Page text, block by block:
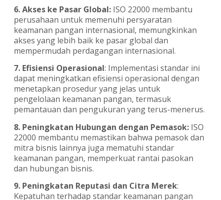
6. Akses ke Pasar Global: ISO 22000 membantu
perusahaan untuk memenuhi persyaratan
keamanan pangan internasional, memungkinkan
akses yang lebih baik ke pasar global dan
mempermudah perdagangan internasional.
7. Efisiensi Operasional: Implementasi standar ini
dapat meningkatkan efisiensi operasional dengan
menetapkan prosedur yang jelas untuk
pengelolaan keamanan pangan, termasuk
pemantauan dan pengukuran yang terus-menerus.
8. Peningkatan Hubungan dengan Pemasok: ISO
22000 membantu memastikan bahwa pemasok dan
mitra bisnis lainnya juga mematuhi standar
keamanan pangan, memperkuat rantai pasokan
dan hubungan bisnis.
9. Peningkatan Reputasi dan Citra Merek:
Kepatuhan terhadap standar keamanan pangan